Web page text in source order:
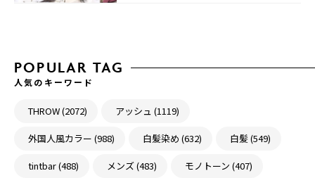
POPULAR TAG
人気のキーワード
THROW (2072) アッシュ (1119)
外国人風カラー (988) 白髪染め (632) 白髪 (549)
tintbar (488) メンズ (483) モノトーン (407)